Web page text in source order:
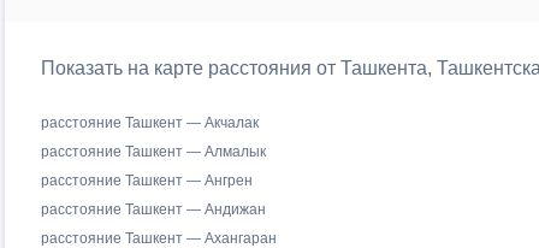
Показать на карте расстояния от Ташкента,
расстояние Ташкент — Акчалак
расстояние Ташкент — Алмалык
расстояние Ташкент — Ангрен
расстояние Ташкент — Андижан
расстояние Ташкент — Ахангаран